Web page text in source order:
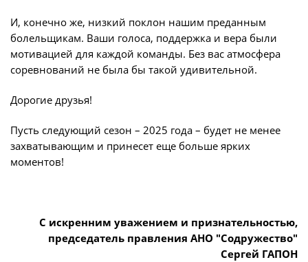
Статистика
Команды
Игроки
Дисквалификации
Турнир Объединенного Чемпионата по
Турнирная таблица
И, конечно же, низкий поклон нашим преданным
болельщикам. Ваши голоса, поддержка и вера были
мотивацией для каждой команды. Без вас атмосфера
соревнований не была бы такой удивительной.
Дорогие друзья!
Пусть следующий сезон – 2025 года – будет не менее
захватывающим и принесет еще больше ярких
моментов!
С искренним уважением и признательностью,
председатель правления АНО "Содружество"
Сергей ГАПОН